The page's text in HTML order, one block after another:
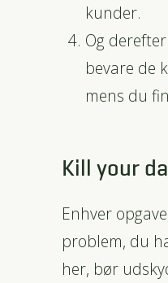
kunder.
Og
bevare de
mens du
Kill your
Enhver
problem, du
her, bør